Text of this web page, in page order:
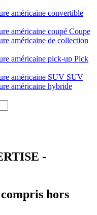
Coupe
Pick
SUV
-
hors